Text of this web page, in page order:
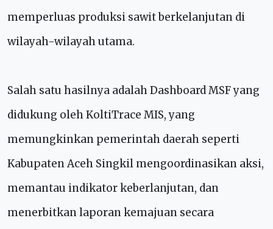
memperluas produksi sawit berkelanjutan di
wilayah-wilayah utama.
Salah satu hasilnya adalah Dashboard MSF yang
didukung oleh KoltiTrace MIS, yang
memungkinkan pemerintah daerah seperti
Kabupaten Aceh Singkil mengoordinasikan aksi,
memantau indikator keberlanjutan, dan
menerbitkan laporan kemajuan secara